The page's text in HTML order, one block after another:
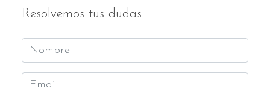
Resolvemos tus dudas